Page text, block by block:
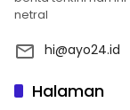
netral
hi@ayo24.id
Halaman